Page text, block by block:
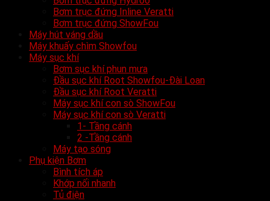
Bơm trục đứng Inline Veratti
Bơm trục đứng ShowFou
Máy hút váng dầu
Máy khuấy chìm Showfou
Máy sục khí
Bơm sục khí phun mưa
Đầu sục khí Root Showfou-Đài Loan
Đầu sục khí Root Veratti
Máy sục khí con sò ShowFou
Máy sục khí con sò Veratti
1- Tầng cánh
2 -Tầng cánh
Máy tạo sóng
Phụ kiện Bơm
Bình tích áp
Khớp nối nhanh
Tủ điện